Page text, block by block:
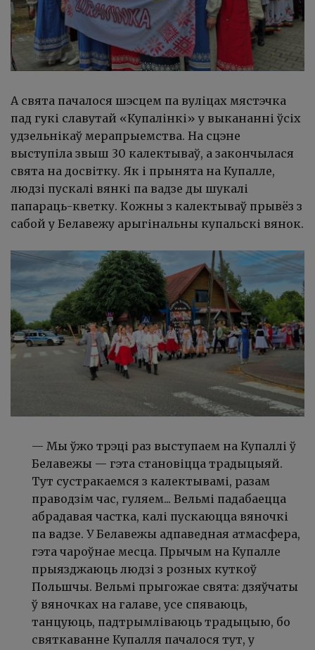
А свята пачалося шэсцем па вуліцах мястэчка
пад гукі славутай «Купалінкі» у выкананні ўсіх
удзельнікаў мерапрыемства. На сцэне
выступіла звыш 30 калектываў, а закончылася
свята на досвітку. Як і прынята на Купалле,
людзі пускалі вянкі па вадзе ды шукалі
папараць-кветку. Кожны з калектываў прывёз з
сабой у Белавежу арыгінальны купальскі вянок.
— Мы ўжо трэці раз выступаем на Купаллі ў
Белавежы — гэта становіцца традыцыяй.
Тут сустракаемся з калектывамі, разам
праводзім час, гуляем... Вельмі падабаецца
абрадавая частка, калі пускаюцца вяночкі
па вадзе. У Белавежы адпаведная атмасфера,
гэта чароўнае месца. Прычым на Купалле
прыязджаюць людзі з розных куткоў
Польшчы. Вельмі прыгожае свята: дзяўчаты
ў вяночках на галаве, усе спяваюць,
танцуюць, падтрымліваюць традыцыю, бо
святкаванне Купалля пачалося тут, у